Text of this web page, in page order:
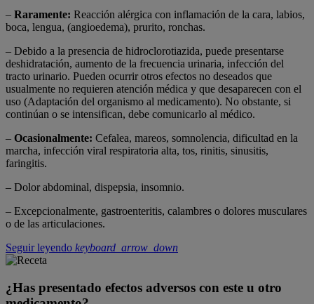
– Raramente: Reacción alérgica con inflamación de la cara, labios,
boca, lengua, (angioedema), prurito, ronchas.
– Debido a la presencia de hidroclorotiazida, puede presentarse
deshidratación, aumento de la frecuencia urinaria, infección del
tracto urinario. Pueden ocurrir otros efectos no deseados que
usualmente no requieren atención médica y que desaparecen con el
uso (Adaptación del organismo al medicamento). No obstante, si
continúan o se intensifican, debe comunicarlo al médico.
– Ocasionalmente: Cefalea, mareos, somnolencia, dificultad en la
marcha, infección viral respiratoria alta, tos, rinitis, sinusitis,
faringitis.
– Dolor abdominal, dispepsia, insomnio.
– Excepcionalmente, gastroenteritis, calambres o dolores musculares
o de las articulaciones.
Seguir leyendo keyboard_arrow_down
¿Has presentado efectos adversos con este u otro